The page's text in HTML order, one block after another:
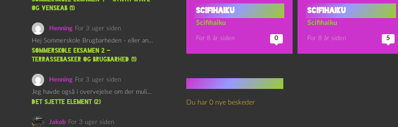
Scifihaiku
Scifihaiku
For 8 år siden 0
Scifihaiku
Scifihaiku
For 8 år siden 5
Du har 0 nye beskeder
og Venskab (1)
Henning For 3 uger siden
Hej Sommerskole Brugbarheden - eller anvendeligheden - af "Øl&Ævl" er…
Sommerskole Eksamen 2 –
Terrassebasker og Brugbarhed (1)
Henning For 3 uger siden
Jeg havde også i overvejelse om der muligvis kunne være…
det sjette element (2)
Jakob For 3 uger siden